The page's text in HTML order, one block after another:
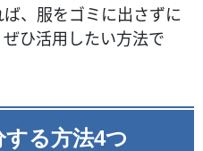
、服をゴミに出さずに
ひ活用したい方法で
る方法4つ